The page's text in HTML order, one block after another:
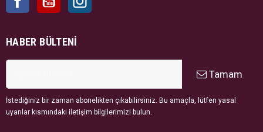
HABER BÜLTENI
Tamam
İstediğiniz bir zaman abonelikten çıkabilirsiniz. Bu amaçla, lütfen yasal
uyarılar kısmındaki iletişim bilgilerimizi bulun.